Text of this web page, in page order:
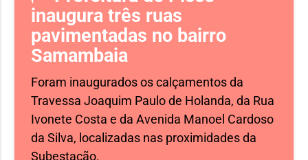
inaugura três ruas
pavimentadas no bairro
Samambaia
Foram inaugurados os calçamentos da
Travessa Joaquim Paulo de Holanda, da Rua
Ivonete Costa e da Avenida Manoel Cardoso
da Silva, localizadas nas proximidades da
Subestação.